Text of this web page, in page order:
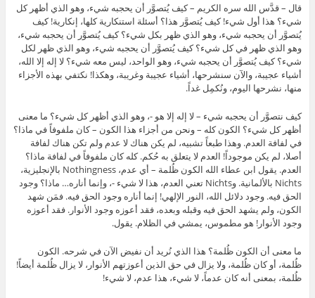
قال – قدَّس الله سره الكريم – كيف يُتصوَّر أن يحجبه شيء، وهو الذي أظهر كل
شيء؟ هذا أول شيء! كيف يُتصوَّر هذا؟ أسئلة استنكارية كلها، إنكارية! كيف
يُتصوَّر أن يحجبه شيء، وهو الذي ظهر بكل شيء؟ كيف يُتصوَّر أن يحجبه شيء،
وهو الذي ظهر في كل شيء؟ كيف يُتصوَّر أن يحجبه شيء، وهو الذي ظهر لكل
شيء؟ كيف يُتصوَّر أن يحجبه شيء، وهو الواحد، ليس معه شيء؟ لا إله إلا الله،
أشياء عجيبة، والآن سنشرحها، أشياء عجيبة وغريبة، وهكذا! نكتفي بهذه الأجزاء
منها، نشرحها اليوم، ونُكمِل غداً.
كيف نتصوَّر أن يحجبه شيء – لا إله إلا هو -، وهو الذي أظهر كل شيء؟ ما معنى
أظهر كل شيء؟ الكون كله – ونحن من أجزاء هذا الكون – كان ملفوفاً في ماذا؟
في لفافة العدم. وهذا طبعاً تشبيه، لم يكن هناك لا عدم ولم تكن هناك لفافة
أصلا، لم يكن موجوداً! العدم لا يتعلق به حُكم. كله كان ملفوفاً في لفافة ماذا؟
العدم. يقول ابن عطاء الله الكون ظُلمة – أي عدم، Nothingness بالإنجليزية،
Nichts بالألمانية. وNichts تعني العدم، هذا لا شيء -، وإنما أناره… ماذا؟ وجود
الحق فيه. وجود دلائل الله، النور الإلهي! إنما أناره وجود الحق فيه. فمَن شهد
الكون، ولم يشهد الحق فيه وقبله وبعده، فقد أعوزه وجود الأنوار. فقد أعوزه
وجود الأنوار! هو مطموس، يمشي في الظلام. يقول.
ما معنى أن الكون ظُلمة؟ هذا الذي نُريد أن نفيض الآن في شرحه. الكون
ظُلمة، أو كان ظُلمة، ولا يزال في حق الذين أعوزتهم الأنوار، لا يزال ظُلمة أيضاً!
ظُلمة، بمعنى أنه كان عدماً، لا شيء، هذا عدم، لا شيء!